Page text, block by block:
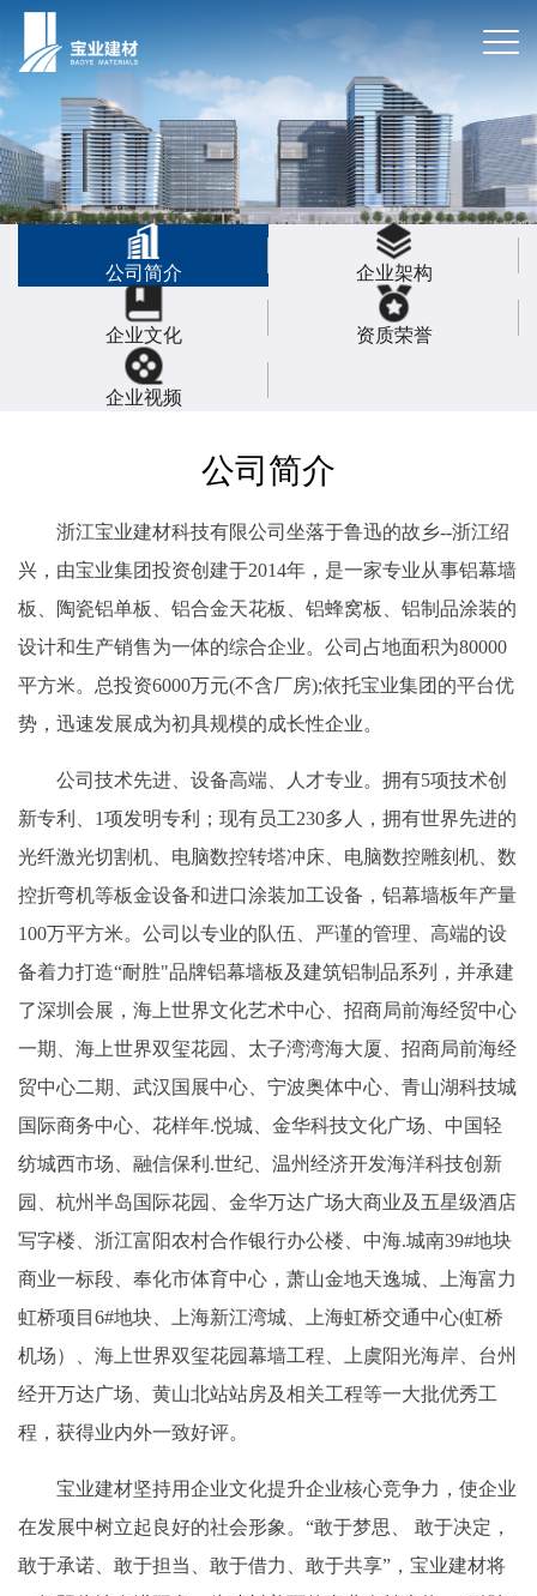
公司简介 企业架构
企业文化 资质荣誉
企业视频
公司简介
浙江宝业建材科技有限公司坐落于鲁迅的故乡--浙江绍
兴，由宝业集团投资创建于2014年，是一家专业从事铝幕墙
板、陶瓷铝单板、铝合金天花板、铝蜂窝板、铝制品涂装的
设计和生产销售为一体的综合企业。公司占地面积为80000
平方米。总投资6000万元(不含厂房);依托宝业集团的平台优
势，迅速发展成为初具规模的成长性企业。
公司技术先进、设备高端、人才专业。拥有5项技术创
新专利、1项发明专利；现有员工230多人，拥有世界先进的
光纤激光切割机、电脑数控转塔冲床、电脑数控雕刻机、数
控折弯机等板金设备和进口涂装加工设备，铝幕墙板年产量
100万平方米。公司以专业的队伍、严谨的管理、高端的设
备着力打造“耐胜"品牌铝幕墙板及建筑铝制品系列，并承建
了深圳会展，海上世界文化艺术中心、招商局前海经贸中心
一期、海上世界双玺花园、太子湾湾海大厦、招商局前海经
贸中心二期、武汉国展中心、宁波奥体中心、青山湖科技城
国际商务中心、花样年.悦城、金华科技文化广场、中国轻
纺城西市场、融信保利.世纪、温州经济开发海洋科技创新
园、杭州半岛国际花园、金华万达广场大商业及五星级酒店
写字楼、浙江富阳农村合作银行办公楼、中海.城南39#地块
商业一标段、奉化市体育中心，萧山金地天逸城、上海富力
虹桥项目6#地块、上海新江湾城、上海虹桥交通中心(虹桥
机场）、海上世界双玺花园幕墙工程、上虞阳光海岸、台州
经开万达广场、黄山北站站房及相关工程等一大批优秀工
程，获得业内外一致好评。
宝业建材坚持用企业文化提升企业核心竞争力，使企业
在发展中树立起良好的社会形象。“敢于梦思、 敢于决定，
敢于承诺、敢于担当、敢于借力、敢于共享”，宝业建材将